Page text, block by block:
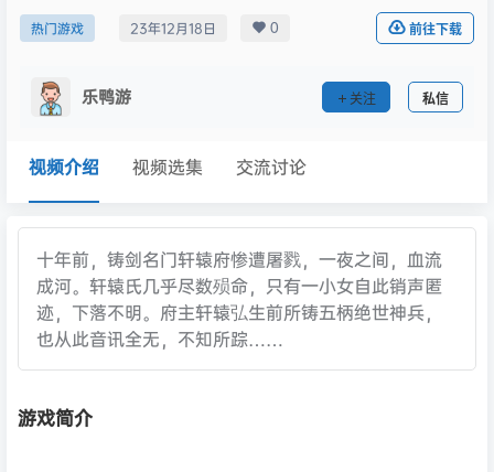
热门游戏 23年12月18日 0 前往下载
乐鸭游 关注 私信
视频介绍 视频选集 交流讨论
十年前，铸剑名门轩辕府惨遭屠戮，一夜之间，血流
成河。轩辕氏几乎尽数殒命，只有一小女自此销声匿
迹，下落不明。府主轩辕弘生前所铸五柄绝世神兵，
也从此音讯全无，不知所踪……
游戏简介